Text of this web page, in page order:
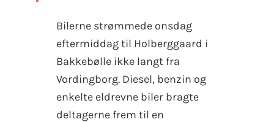
Bilerne strømmede onsdag
eftermiddag til Holberggaard i
Bakkebølle ikke langt fra
Vordingborg. Diesel, benzin og
enkelte eldrevne biler bragte
deltagerne frem til en